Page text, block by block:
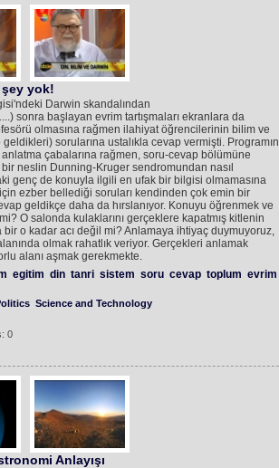
şey yok!
Darwin skandalından
sonra başlayan evrim tartışmaları ekranlara da
olmasına rağmen ilahiyat öğrencilerinin bilim ve
sorularına ustalıkla cevap vermişti. Programın
çabalarına rağmen, soru-cevap bölümüne
neslin Dunning-Kruger sendromundan nasıl
genç de konuyla ilgili en ufak bir bilgisi olmamasına
ezber bellediği soruları kendinden çok emin bir
geldikçe daha da hırslanıyor. Konuyu öğrenmek ve
O salonda kulaklarını gerçeklere kapatmış kitlenin
o kadar acı değil mi? Anlamaya ihtiyaç duymuyoruz,
olmak rahatlık veriyor. Gerçekleri anlamak
alanı aşmak gerekmekte.
egitim din tanri sistem soru cevap toplum evrim
Science and Technology
0
Anlayışı